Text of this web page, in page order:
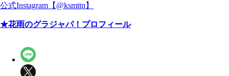
公式Instagram【@ksmttn】
★花雨のグラジャパ！プロフィール